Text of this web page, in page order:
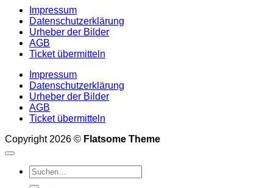
Impressum
Datenschutzerklärung
Urheber der Bilder
AGB
Ticket übermitteln
Impressum
Datenschutzerklärung
Urheber der Bilder
AGB
Ticket übermitteln
Copyright 2026 © Flatsome Theme